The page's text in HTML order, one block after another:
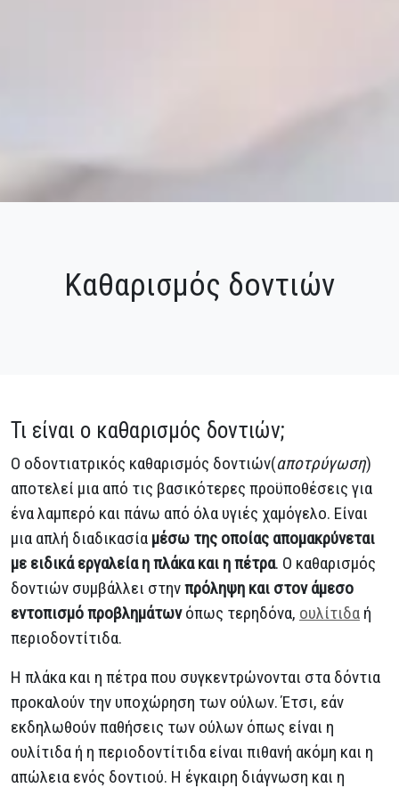
Καθαρισμός δοντιών
Τι είναι ο καθαρισμός δοντιών;
Ο οδοντιατρικός καθαρισμός δοντιών(αποτρύγωση)
αποτελεί μια από τις βασικότερες προϋποθέσεις για
ένα λαμπερό και πάνω από όλα υγιές χαμόγελο. Είναι
μια απλή διαδικασία μέσω της οποίας απομακρύνεται
με ειδικά εργαλεία η πλάκα και η πέτρα. Ο καθαρισμός
δοντιών συμβάλλει στηνπρόληψη και στον άμεσο
εντοπισμό προβλημάτωνόπως τερηδόνα, ουλίτιδα ή
περιοδοντίτιδα.
Η πλάκα και η πέτρα που συγκεντρώνονται στα δόντια
προκαλούν την υποχώρηση των ούλων. Έτσι, εάν
εκδηλωθούν παθήσεις των ούλων όπως είναι η
ουλίτιδα ή η περιοδοντίτιδα είναι πιθανή ακόμη και η
απώλεια ενός δοντιού. Η έγκαιρη διάγνωση και η